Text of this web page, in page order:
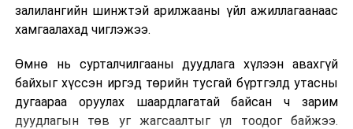
2026 оны 8 дугаар сарын 17–28-ны өдрүүдэд
байранд элсэлт, бүртгэл болон бусад аливаа
арга хэмжээ зохион байгуулахгүй болно.
залилангийн шинжтэй арилжааны үйл ажиллагаанаас
хамгаалахад чиглэжээ.
Өмнө нь сурталчилгааны дуудлага хүлээн авахгүй
байхыг хүссэн иргэд төрийн тусгай бүртгэлд утасны
дугаараа оруулах шаардлагатай байсан ч зарим
дуудлагын төв уг жагсаалтыг үл тоодог байжээ.